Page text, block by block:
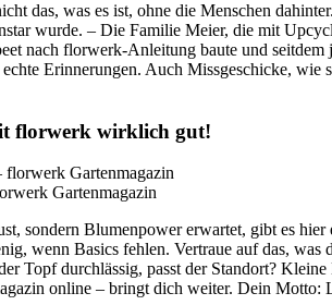
das, was es ist, ohne die Menschen
wurde. – Die Familie Meier, die mit
nach florwerk-Anleitung baute und
Erinnerungen. Auch Missgeschicke,
florwerk wirklich gut!
Gartenmagazin
sondern Blumenpower erwartet, gibt es hier
wenn Basics fehlen. Vertraue auf das, was
Topf durchlässig, passt der Standort?
online – bringt dich weiter. Dein Motto: